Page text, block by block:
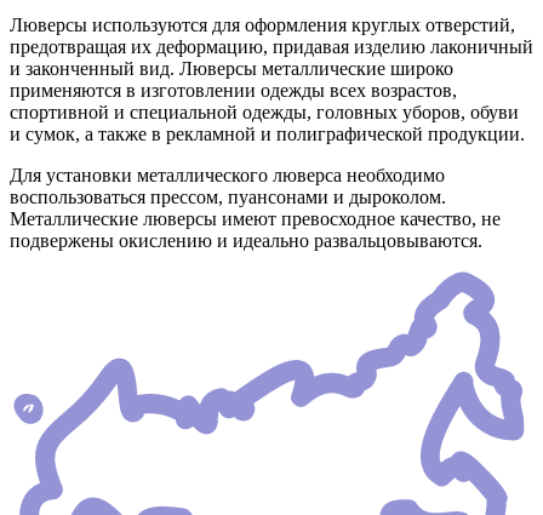
Люверсы используются для оформления круглых отверстий,
предотвращая их деформацию, придавая изделию лаконичный
и законченный вид. Люверсы металлические широко
применяются в изготовлении одежды всех возрастов,
спортивной и специальной одежды, головных уборов, обуви
и сумок, а также в рекламной и полиграфической продукции.
Для установки металлического люверса необходимо
воспользоваться прессом, пуансонами и дыроколом.
Металлические люверсы имеют превосходное качество, не
подвержены окислению и идеально развальцовываются.